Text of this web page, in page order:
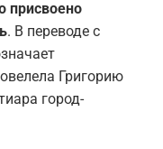
присвоено
. В переводе с
Григорию
город-